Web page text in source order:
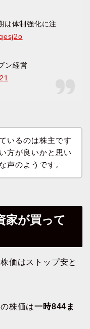
は体制強化に注
ン経営
いるのは株主です
方が良いかと思い
声のようです。
家が買って
価はストップ安と
株価は一時844ま